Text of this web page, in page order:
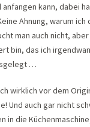
kann, dabei
Ahnung, warum
man auch nicht,
bin, das ich
…
wirklich vor dem
Und auch gar nicht
in die